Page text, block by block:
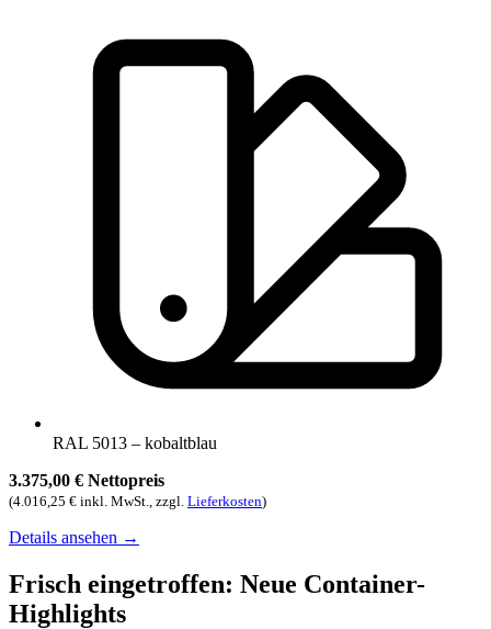
RAL 5013 – kobaltblau
3.375,00 € Nettopreis
(4.016,25 € inkl. MwSt., zzgl. Lieferkosten)
Details ansehen →
Frisch eingetroffen: Neue Container-
Highlights